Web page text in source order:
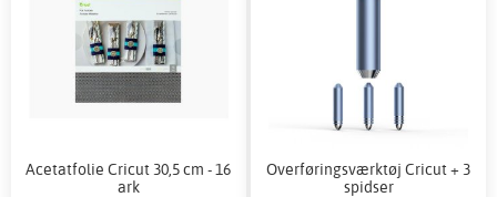
Acetatfolie Cricut 30,5 cm - 16
ark
Overføringsværktøj Cricut + 3
spidser